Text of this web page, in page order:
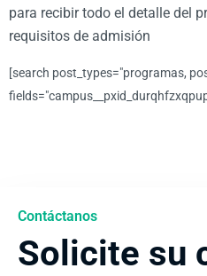
para recibir todo el detalle del
requisitos de admisión
[search post_types="programas,
Contáctanos
Solicite su